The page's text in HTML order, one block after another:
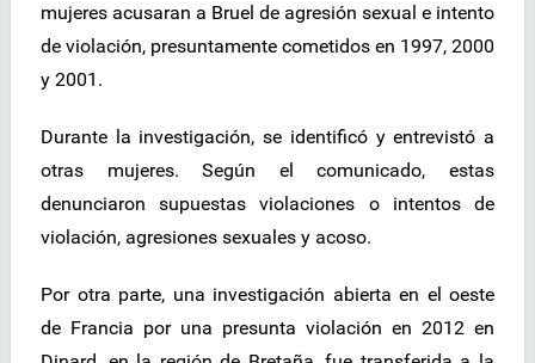
mujeres acusaran a Bruel de agresión sexual e intento
de violación, presuntamente cometidos en 1997, 2000
y 2001.
Durante la investigación, se identificó y entrevistó a
otras mujeres. Según el comunicado, estas
denunciaron supuestas violaciones o intentos de
violación, agresiones sexuales y acoso.
Por otra parte, una investigación abierta en el oeste
de Francia por una presunta violación en 2012 en